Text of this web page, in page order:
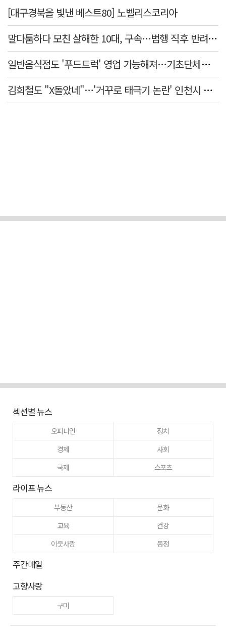
[대구경북을 빛낸 베스트80] 노벨리스코리아
말다툼하다 모친 살해한 10대, 구속…범행 직후 반려견도 죽여
일반음식점도 '푸드트럭' 영업 가능해져…기초단체별 조례 개정 움직임
김희철도 "X돌았네"…'거꾸로 태극기 논란' 인천시 현수막, 이틀 만에 철거
섹션별 뉴스
오피니언
정치
경제
사회
국제
스포츠
라이프 뉴스
부동산
문화
교육
건강
이웃사랑
동정
주간매일
고향사랑
구미